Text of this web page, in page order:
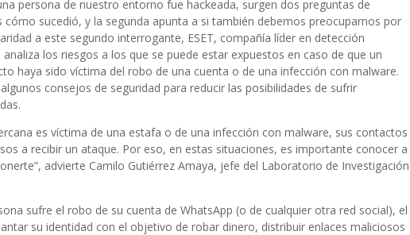
persona de nuestro entorno fue hackeada, surgen dos preguntas de
cómo sucedió, y la segunda apunta a si también debemos preocuparnos por
a este segundo interrogante, ESET, compañía líder en detección
los riesgos a los que se puede estar expuestos en caso de que un
haya sido víctima del robo de una cuenta o de una infección con malware.
consejos de seguridad para reducir las posibilidades de sufrir
es víctima de una estafa o de una infección con malware, sus contactos
a recibir un ataque. Por eso, en estas situaciones, es importante conocer a
advierte Camilo Gutiérrez Amaya, jefe del Laboratorio de Investigación
sufre el robo de su cuenta de WhatsApp (o de cualquier otra red social), el
su identidad con el objetivo de robar dinero, distribuir enlaces maliciosos